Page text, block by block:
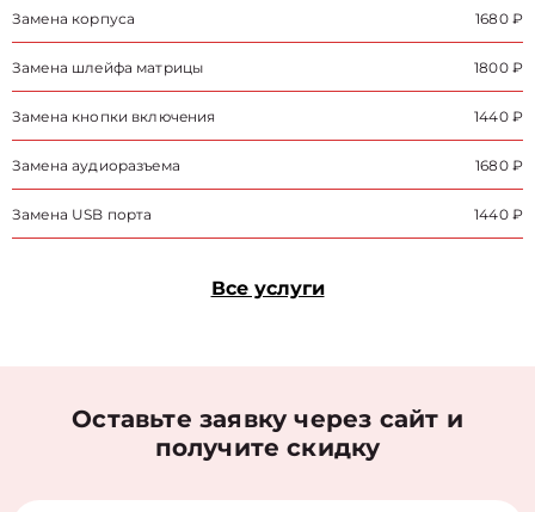
Замена корпуса 1680 ₽
Замена шлейфа матрицы 1800 ₽
Замена кнопки включения 1440 ₽
Замена аудиоразъема 1680 ₽
Замена USB порта 1440 ₽
Все услуги
Оставьте заявку через сайт и
получите скидку